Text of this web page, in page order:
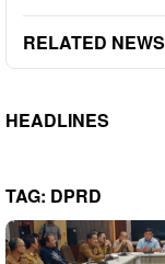
RELATED NEWS
HEADLINES
TAG: DPRD